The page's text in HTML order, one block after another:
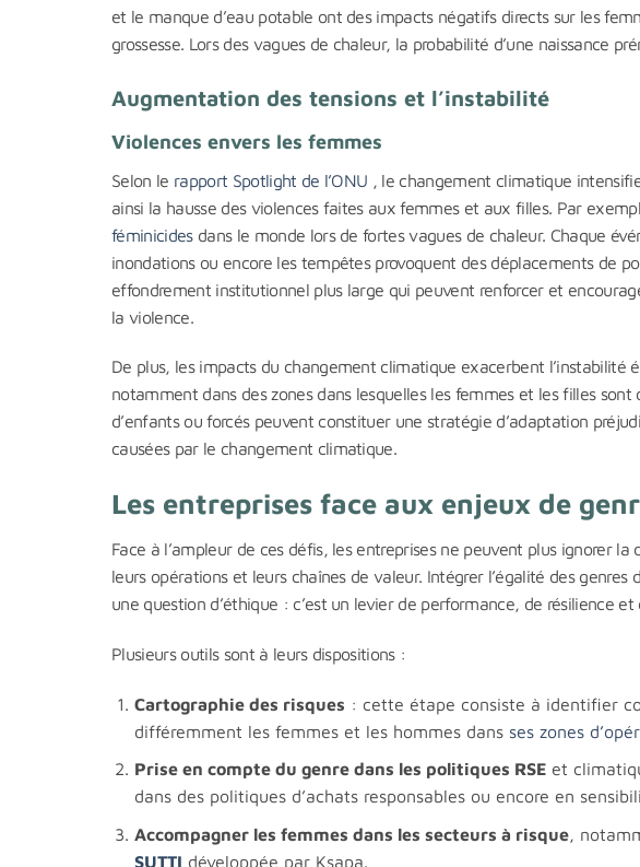
et le manque d’eau potable ont des impacts négatifs directs sur les
grossesse. Lors des vagues de chaleur, la probabilité d’une naissance
Augmentation des tensions et l’instabilité
Violences envers les femmes
Selon le rapport Spotlight de l’ONU , le changement climatique
ainsi la hausse des violences faites aux femmes et aux filles. Par
féminicidesdans le monde lors de fortes vagues de chaleur. Chaque
inondations ou encore les tempêtes provoquent des déplacements de
effondrement institutionnel plus large qui peuvent renforcer et
la violence.
De plus, les impacts du changement climatique exacerbent l’instabilité
notamment dans des zones dans lesquelles les femmes et les filles
d’enfants ou forcés peuvent constituer une stratégie d’adaptation
causées par le changement climatique.
Les entreprises face aux enjeux de
Face à l’ampleur de ces défis, les entreprises ne peuvent plus ignorer
leurs opérations et leurs chaînes de valeur. Intégrer l’égalité des genres
une question d’éthique : c’est un levier de performance, de résilience
Plusieurs outils sont à leurs dispositions :
Cartographie des risques : cette étape consiste à identifier
différemment les femmes et les hommes dans ses zones
Prise en compte du genre dans les politiques RSEet
dans des politiques d’achats responsables ou encore en
Accompagner les femmes dans les secteurs à risque,
SUTTI développée par Ksapa.